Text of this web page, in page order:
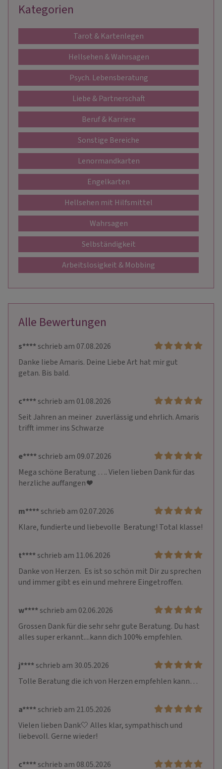
Kategorien
Tarot & Kartenlegen
Hellsehen & Wahrsagen
Psych. Lebensberatung
Liebe & Partnerschaft
Beruf & Karriere
Sonstige Bereiche
Lenormandkarten
Engelkarten
Hellsehen mit Hilfsmittel
Wahrsagen
Selbständigkeit
Arbeitslosigkeit & Mobbing
Alle Bewertungen
s****schrieb am 07.08.2026
Danke liebe Amaris. Deine Liebe Art hat mir gut
getan. Bis bald.
c****schrieb am 01.08.2026
Seit Jahren an meiner  zuverlässig und ehrlich. Amaris
trifft immer ins Schwarze
e****schrieb am 09.07.2026
Mega schöne Beratung …. Vielen lieben Dank für das
herzliche auffangen ❤️
m****schrieb am 02.07.2026
Klare, fundierte und liebevolle  Beratung! Total klasse!
t****schrieb am 11.06.2026
Danke von Herzen.  Es ist so schön mit Dir zu sprechen
und immer gibt es ein und mehrere Eingetroffen.
w****schrieb am 02.06.2026
Grossen Dank für die sehr sehr gute Beratung. Du hast
alles super erkannt....kann dich 100% empfehlen.
j****schrieb am 30.05.2026
Tolle Beratung die ich von Herzen empfehlen kann…
a****schrieb am 21.05.2026
Vielen lieben Dank🤍 Alles klar, sympathisch und
liebevoll. Gerne wieder!
c****schrieb am 08.05.2026